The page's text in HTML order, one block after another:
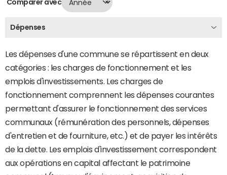
Comparer avec
Dépenses
Les dépenses d'une commune se répartissent en deux
catégories : les charges de fonctionnement et les
emplois d'investissements. Les charges de
fonctionnement comprennent les dépenses courantes
permettant d'assurer le fonctionnement des services
communaux (rémunération des personnels, dépenses
d'entretien et de fourniture, etc.) et de payer les intérêts
de la dette. Les emplois d'investissement correspondent
aux opérations en capital affectant le patrimoine